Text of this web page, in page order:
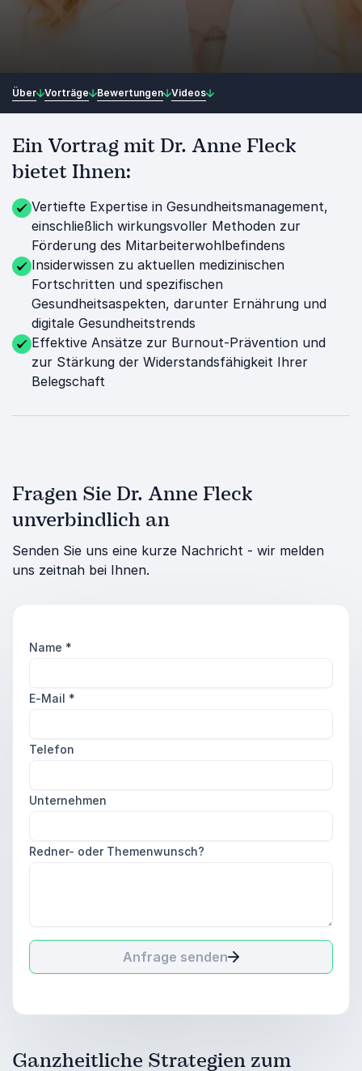
Über Vorträge Bewertungen Videos
Ein Vortrag mit Dr. Anne Fleck
bietet Ihnen:
Vertiefte Expertise in Gesundheitsmanagement,
einschließlich wirkungsvoller Methoden zur
Förderung des Mitarbeiterwohlbefindens
Insiderwissen zu aktuellen medizinischen
Fortschritten und spezifischen
Gesundheitsaspekten, darunter Ernährung und
digitale Gesundheitstrends
Effektive Ansätze zur Burnout-Prävention und
zur Stärkung der Widerstandsfähigkeit Ihrer
Belegschaft
Fragen Sie Dr. Anne Fleck
unverbindlich an
Senden Sie uns eine kurze Nachricht - wir melden
uns zeitnah bei Ihnen.
Name *
E-Mail *
Telefon
Unternehmen
Redner- oder Themenwunsch?
Anfrage senden
Ganzheitliche Strategien zum